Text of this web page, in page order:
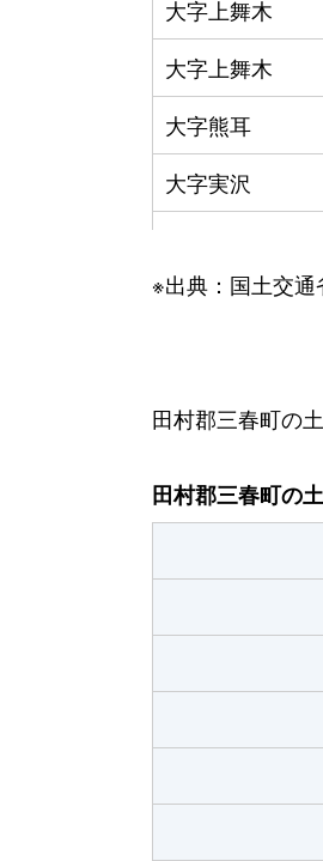
大字上舞木
大字上舞木
大字熊耳
大字実沢
大字富沢
字八幡町
大字南成田
大字楽内
※出典：国土交
田村郡三春町の
田村郡三春町の